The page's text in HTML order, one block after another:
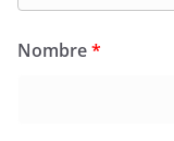
Nombre*